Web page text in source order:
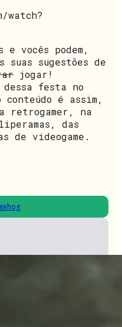
watch?
e vocês podem,
sugestões de
jogar!
dessa festa no
conteúdo é assim,
retrogamer, na
das
de videogame.